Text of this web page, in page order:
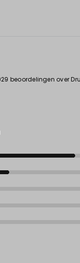
beoordelingen over